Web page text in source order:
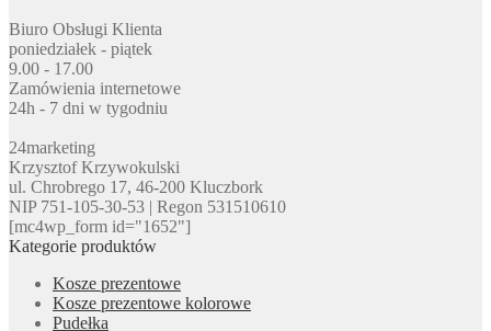
Biuro Obsługi Klienta
poniedziałek - piątek
9.00 - 17.00
Zamówienia internetowe
24h - 7 dni w tygodniu
24marketing
Krzysztof Krzywokulski
ul. Chrobrego 17, 46-200 Kluczbork
NIP 751-105-30-53 | Regon 531510610
[mc4wp_form id="1652"]
Kategorie produktów
Kosze prezentowe
Kosze prezentowe kolorowe
Pudełka